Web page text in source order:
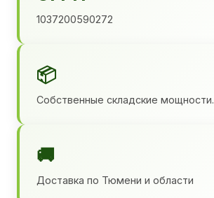
1037200590272
📦
Собственные складские мощности.
🚚
Доставка по Тюмени и области